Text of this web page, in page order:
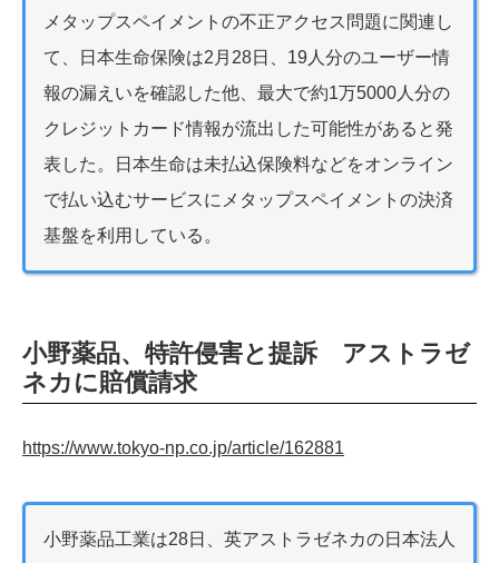
メタップスペイメントの不正アクセス問題に関連し
て、日本生命保険は2月28日、19人分のユーザー情
報の漏えいを確認した他、最大で約1万5000人分の
クレジットカード情報が流出した可能性があると発
表した。日本生命は未払込保険料などをオンライン
で払い込むサービスにメタップスペイメントの決済
基盤を利用している。
小野薬品、特許侵害と提訴 アストラゼ
ネカに賠償請求
https://www.tokyo-np.co.jp/article/162881
小野薬品工業は28日、英アストラゼネカの日本法人